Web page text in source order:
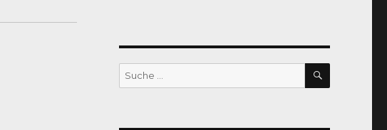
Suche
nach:
SUCHEN